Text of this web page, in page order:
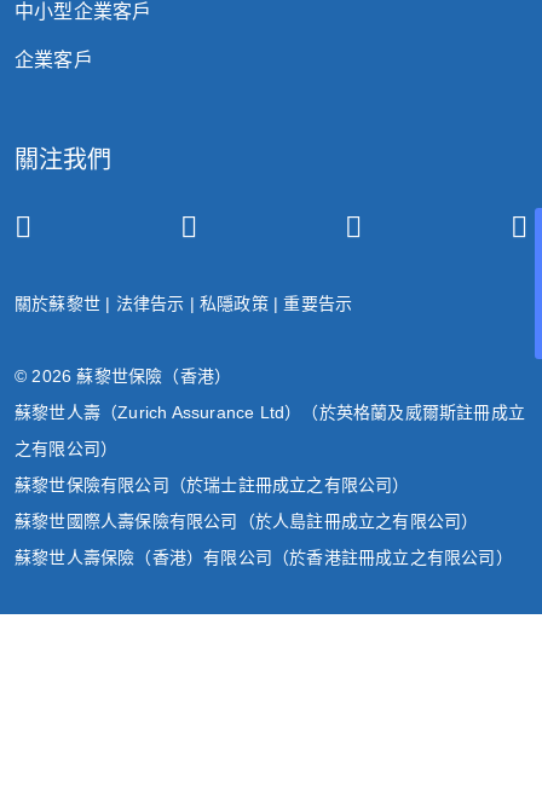
中小型企業客戶
企業客戶
關注我們
關於蘇黎世 | 法律告示 |私隱政策|重要告示
© 2026 蘇黎世保險（香港）
蘇黎世人壽（Zurich Assurance Ltd）（於英格蘭及威爾斯註冊成立
之有限公司）
蘇黎世保險有限公司（於瑞士註冊成立之有限公司）
蘇黎世國際人壽保險有限公司（於人島註冊成立之有限公司）
蘇黎世人壽保險（香港）有限公司（於香港註冊成立之有限公司）